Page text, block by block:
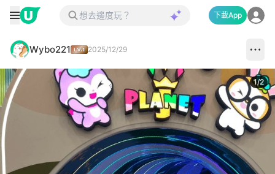
下載App
Wybo221 2025/12/29
1/2